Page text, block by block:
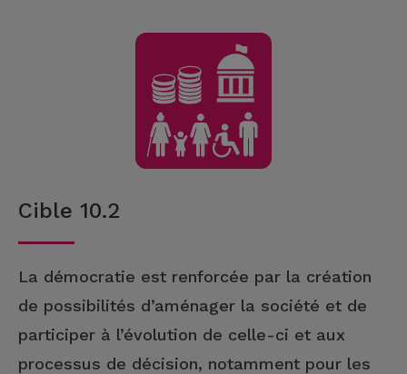
Cible 10.2
La démocratie est renforcée par la création
de possibilités d’aménager la société et de
participer à l’évolution de celle-ci et aux
processus de décision, notamment pour les